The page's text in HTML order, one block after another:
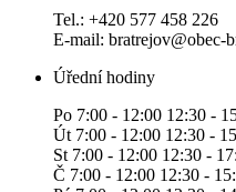
Tel.: +420 577 458 226
E-mail: bratrejov@obec-
Úřední hodiny
Po 7:00 - 12:00 12:30 -
Út 7:00 - 12:00 12:30 -
St 7:00 - 12:00 12:30 -
Č 7:00 - 12:00 12:30 -